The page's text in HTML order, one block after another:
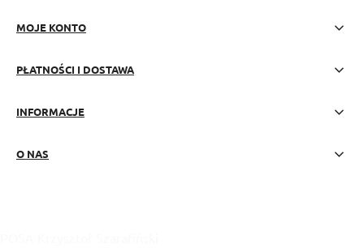
MOJE KONTO
PŁATNOŚCI I DOSTAWA
INFORMACJE
O NAS